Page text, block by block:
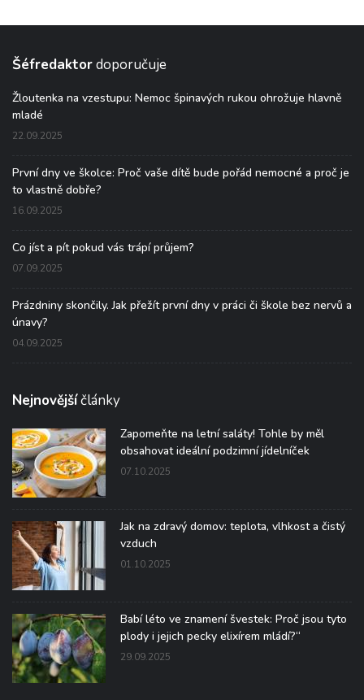
Šéfredaktordoporučuje
Žloutenka na vzestupu: Nemoc špinavých rukou ohrožuje hlavně
mladé
22.09.2025
První dny ve školce: Proč vaše dítě bude pořád nemocné a proč je
to vlastně dobře?
16.09.2025
Co jíst a pít pokud vás trápí průjem?
07.09.2025
Prázdniny skončily. Jak přežít první dny v práci či škole bez nervů a
únavy?
04.09.2025
Nejnovějšíčlánky
Zapomeňte na letní saláty! Tohle by měl
obsahovat ideální podzimní jídelníček
07.10.2025
Jak na zdravý domov: teplota, vlhkost a čistý
vzduch
01.10.2025
Babí léto ve znamení švestek: Proč jsou tyto
plody i jejich pecky elixírem mládí?“
29.09.2025